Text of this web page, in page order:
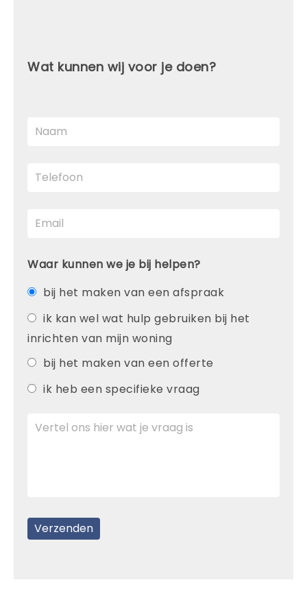
Wat kunnen wij voor je doen?
Waar kunnen we je bij helpen?
bij het maken van een afspraak
ik kan wel wat hulp gebruiken bij het
inrichten van mijn woning
bij het maken van een offerte
ik heb een specifieke vraag